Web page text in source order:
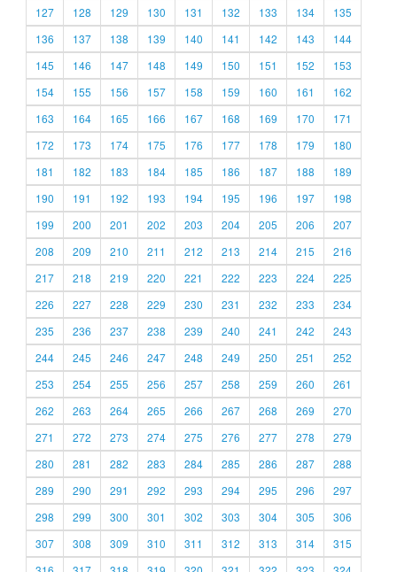
127
128 129 130 131 132 133 134
135
136
137 138 139 140 141 142 143
144
145
146 147 148 149 150 151 152
153
154
155 156 157 158 159 160 161
162
163
164 165 166 167 168 169 170
171
172
173 174 175 176 177 178 179
180
181
182 183 184 185 186 187 188
189
190
191 192 193 194 195 196 197
198
199
200 201 202 203 204 205 206
207
208
209 210 211 212 213 214 215
216
217
218 219 220 221 222 223 224
225
226
227 228 229 230 231 232 233
234
235
236 237 238 239 240 241 242
243
244
245 246 247 248 249 250 251
252
253
254 255 256 257 258 259 260
261
262
263 264 265 266 267 268 269
270
271
272 273 274 275 276 277 278
279
280
281 282 283 284 285 286 287
288
289
290 291 292 293 294 295 296
297
298
299 300 301 302 303 304 305
306
307
308 309 310 311 312 313 314
315